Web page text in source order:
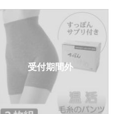
受付期間外